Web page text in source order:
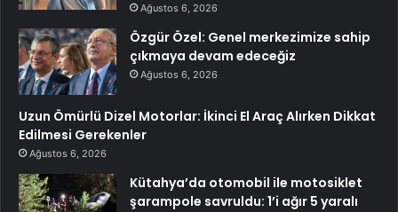
Ağustos 6, 2026
Özgür Özel: Genel merkezimize sahip
çıkmaya devam edeceğiz
Ağustos 6, 2026
Uzun Ömürlü Dizel Motorlar: İkinci El Araç Alırken Dikkat
Edilmesi Gerekenler
Ağustos 6, 2026
Kütahya’da otomobil ile motosiklet
şarampole savruldu: 1’i ağır 5 yaralı